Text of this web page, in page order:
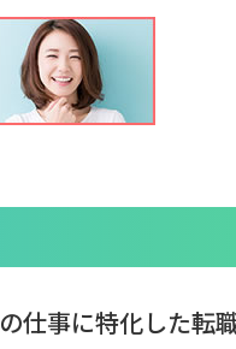
仕事に特化した転